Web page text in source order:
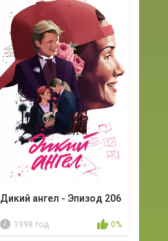
Дикий ангел - Эпизод 206
1998 год 0%